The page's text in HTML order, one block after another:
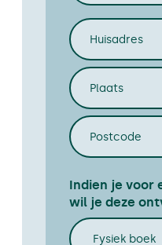
(Vereist)
Adres
(Vereist)
Huisadres
Plaats
Indien je voor
wil je deze